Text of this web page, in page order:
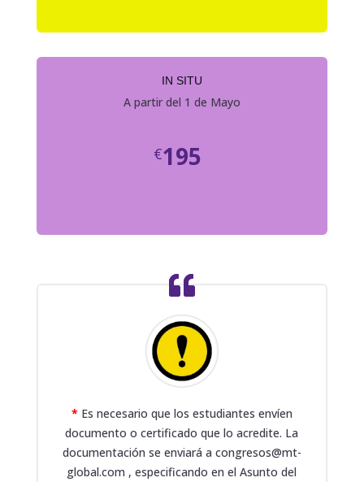
IN SITU
A partir del 1 de Mayo
€195
* Es necesario que los estudiantes envíen
documento o certificado que lo acredite. La
documentación se enviará a congresos@mt-
global.com , especificando en el Asunto del